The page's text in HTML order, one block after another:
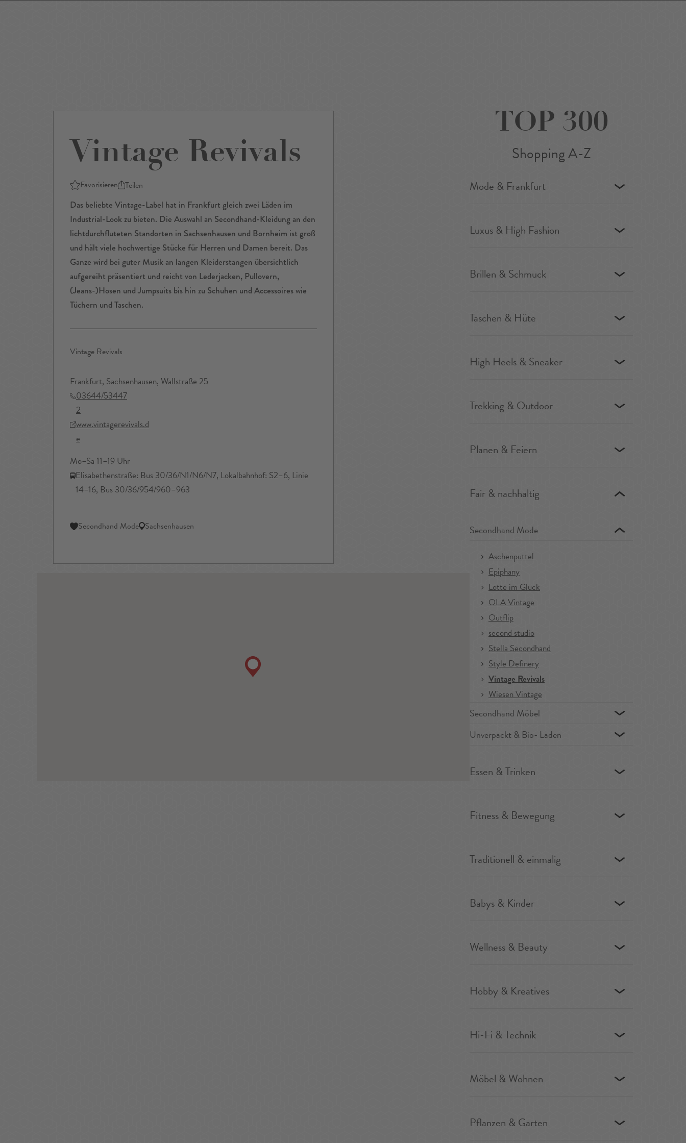
Vintage Revivals
Favorisieren Teilen
Das beliebte Vintage-Label hat in Frankfurt gleich zwei Läden im
Industrial-Look zu bieten. Die Auswahl an Secondhand-Kleidung an den
lichtdurchfluteten Standorten in Sachsenhausen und Bornheim ist groß
und hält viele hochwertige Stücke für Herren und Damen bereit. Das
Ganze wird bei guter Musik an langen Kleiderstangen übersichtlich
aufgereiht präsentiert und reicht von Lederjacken, Pullovern,
(Jeans-)Hosen und Jumpsuits bis hin zu Schuhen und Accessoires wie
Tüchern und Taschen.
Vintage Revivals
Frankfurt, Sachsenhausen, Wallstraße 25
03644/53447
2
www.vintagerevivals.d
e
Mo–Sa 11–19 Uhr
Elisabethenstraße: Bus 30/36/N1/N6/N7, Lokalbahnhof: S2–6, Linie
14–16, Bus 30/36/954/960–963
Secondhand Mode Sachsenhausen
TOP 300
Shopping A-Z
Mode & Frankfurt
Luxus & High Fashion
Brillen & Schmuck
Taschen & Hüte
High Heels & Sneaker
Trekking & Outdoor
Planen & Feiern
Fair & nachhaltig
Secondhand Mode
Aschenputtel
Epiphany
Lotte im Glück
OLA Vintage
Outflip
second studio
Stella Secondhand
Style Definery
Vintage Revivals
Wiesen Vintage
Secondhand Möbel
Unverpackt & Bio- Läden
Essen & Trinken
Fitness & Bewegung
Traditionell & einmalig
Babys & Kinder
Wellness & Beauty
Hobby & Kreatives
Hi-Fi & Technik
Möbel & Wohnen
Pflanzen & Garten